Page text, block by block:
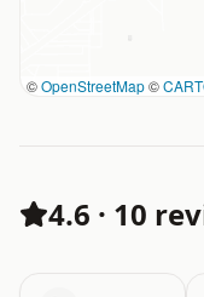
©OpenStreetMap©
4.6 · 10